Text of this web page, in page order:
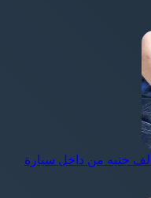
ضبط سائق لسرقة مليون و500 ألف جنيه من داخل سيارة